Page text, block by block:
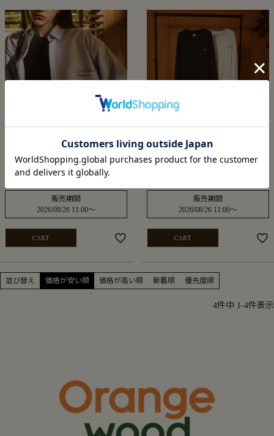
Signature Pocket Shirt
15,400税込
販売開始前です。
販売期間
2026/08/26 11:00〜
Embroidered Sweat Pullover
¥16,500税込
販売期間
2026/08/26 11:00〜
並び替え 価格が安い順 価格が高い順 新着順 優先度順
4件中 1-4件表示